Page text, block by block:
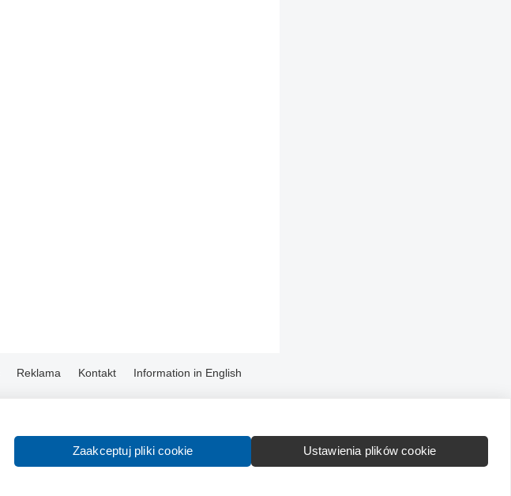
Zaakceptuj pliki cookie Ustawienia plików cookie
Reklama Kontakt Information in English